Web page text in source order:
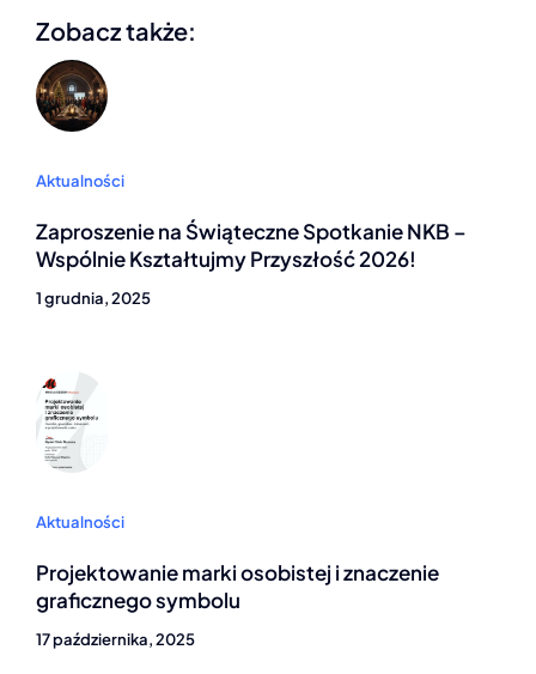
Zobacz także:
Aktualności
Zaproszenie na Świąteczne Spotkanie NKB –
Wspólnie Kształtujmy Przyszłość 2026!
1 grudnia, 2025
Aktualności
Projektowanie marki osobistej i znaczenie
graficznego symbolu
17 października, 2025